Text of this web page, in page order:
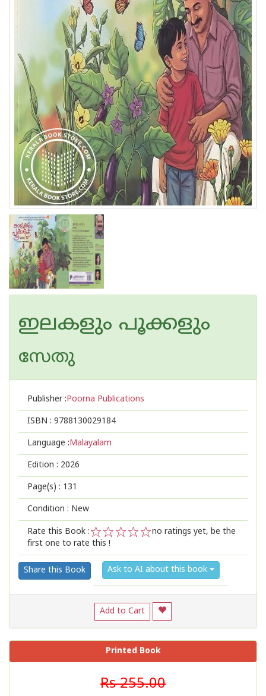
ഇലകളും പൂക്കളും
സേതു
Publisher :Poorna Publications
ISBN : 9788130029184
Language :Malayalam
Edition : 2026
Page(s) : 131
Condition : New
Rate this Book :
2
1
no ratings yet, be the
first one to rate this !
Share this Book Ask to AI about this book
Add to Cart
Printed Book
Rs 255.00